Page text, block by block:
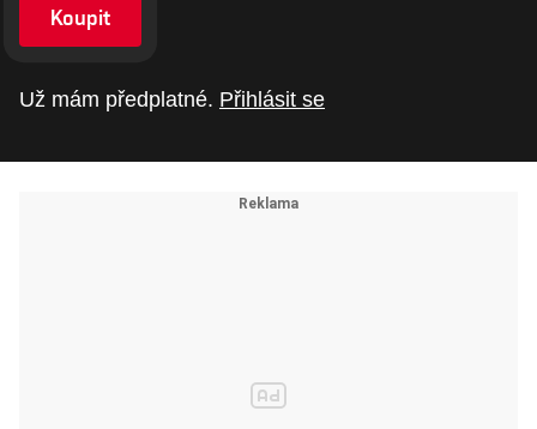
Koupit
Už mám předplatné. Přihlásit se